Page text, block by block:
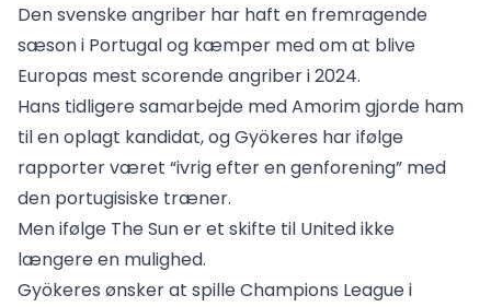
Den svenske angriber har haft en fremragende
sæson i Portugal og kæmper med om at blive
Europas mest scorende angriber i 2024.
Hans tidligere samarbejde med Amorim gjorde ham
til en oplagt kandidat, og Gyökeres har ifølge
rapporter været “ivrig efter en genforening” med
den portugisiske træner.
Men ifølge The Sun er et skifte til United ikke
længere en mulighed.
Gyökeres ønsker at spille Champions League i